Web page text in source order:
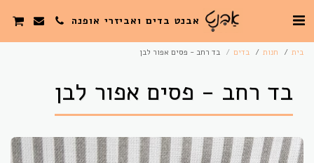
אבנט בדים ואביזרי אופנה
בית חנות בדים בד רחב - פסים אפור לבן
בד רחב - פסים אפור לבן